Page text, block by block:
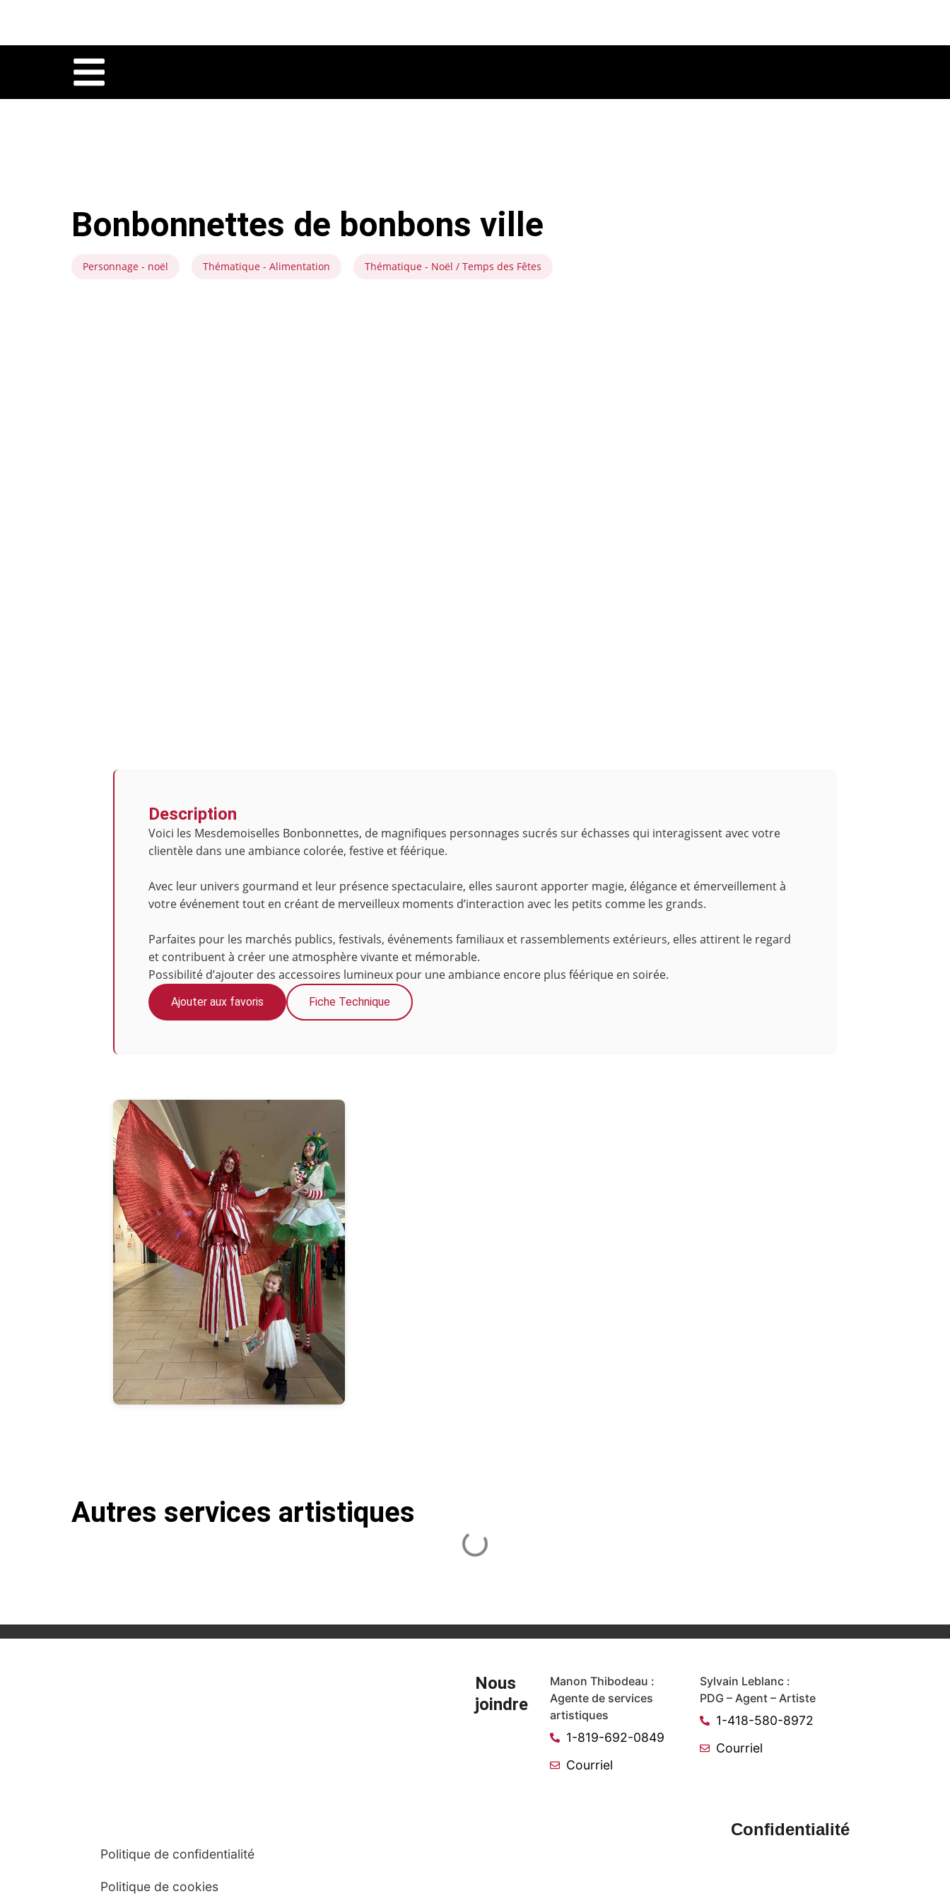
Bonbonnettes de bonbons ville
Personnage - noël Thématique - Alimentation Thématique - Noël / Temps des Fêtes
Description
Voici les Mesdemoiselles Bonbonnettes, de magnifiques personnages sucrés sur échasses qui interagissent avec votre
clientèle dans une ambiance colorée, festive et féérique.
Avec leur univers gourmand et leur présence spectaculaire, elles sauront apporter magie, élégance et émerveillement à
votre événement tout en créant de merveilleux moments d’interaction avec les petits comme les grands.
Parfaites pour les marchés publics, festivals, événements familiaux et rassemblements extérieurs, elles attirent le regard
et contribuent à créer une atmosphère vivante et mémorable.
Possibilité d’ajouter des accessoires lumineux pour une ambiance encore plus féérique en soirée.
Ajouter aux favoris Fiche Technique
Autres services artistiques
Nous
joindre
Manon Thibodeau :
Agente de services
artistiques
1-819-692-0849
Courriel
Sylvain Leblanc :
PDG – Agent – Artiste
1-418-580-8972
Courriel
Confidentialité
Politique de confidentialité
Politique de cookies